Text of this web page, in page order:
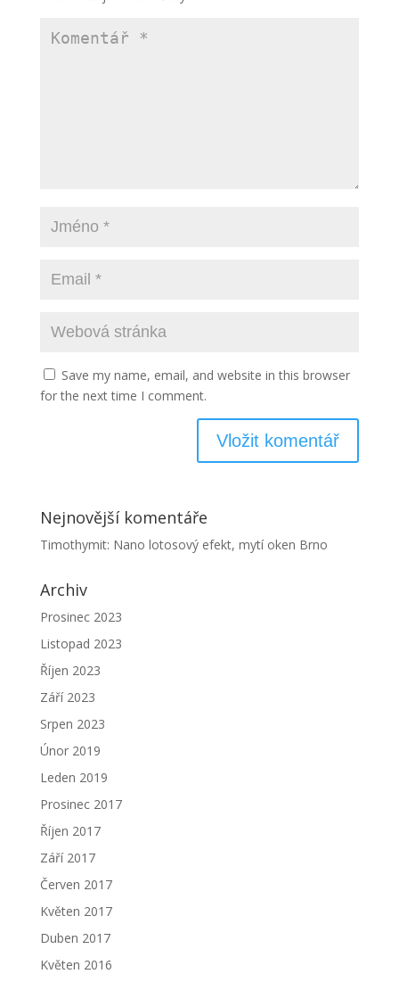
Save my name, email, and website in this browser
for the next time I comment.
Nejnovější komentáře
Timothymit: Nano lotosový efekt, mytí oken Brno
Archiv
Prosinec 2023
Listopad 2023
Říjen 2023
Září 2023
Srpen 2023
Únor 2019
Leden 2019
Prosinec 2017
Říjen 2017
Září 2017
Červen 2017
Květen 2017
Duben 2017
Květen 2016